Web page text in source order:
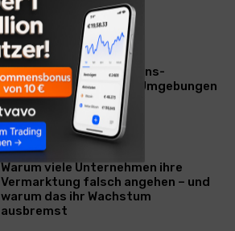
TECHNIK
SourcingBlox startet
CentaurNexus: Operations-
Plattform für Zscaler-Umgebungen
WERBUNG & MARKETING
Warum viele Unternehmen ihre
Vermarktung falsch angehen – und
warum das ihr Wachstum
ausbremst